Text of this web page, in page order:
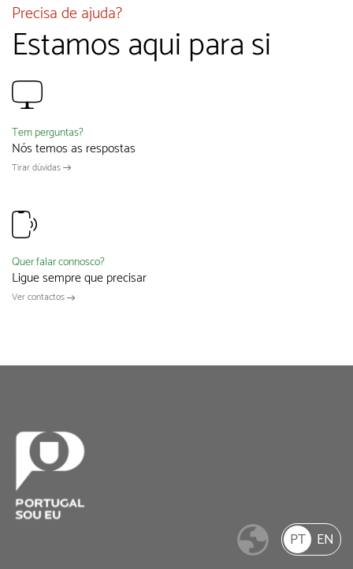
Precisa de ajuda?
Estamos aqui para si
Tem perguntas?
Nós temos as respostas
Tirar dúvidas
Quer falar connosco?
Ligue sempre que precisar
Ver contactos
PT EN